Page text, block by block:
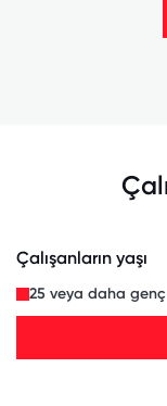
Çalışanların yaşı
25 veya daha genç